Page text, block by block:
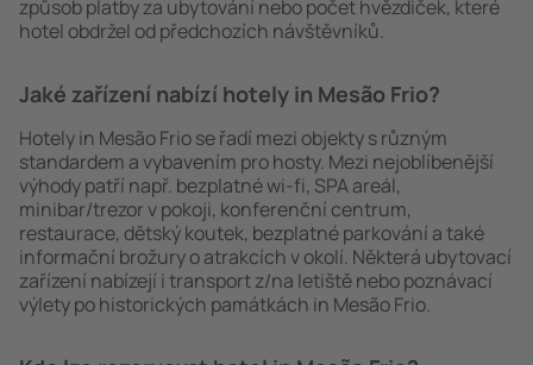
způsob platby za ubytování nebo počet hvězdiček, které
hotel obdržel od předchozích návštěvníků.
Jaké zařízení nabízí hotely in Mesão Frio?
Hotely in Mesão Frio se řadí mezi objekty s různým
standardem a vybavením pro hosty. Mezi nejoblíbenější
výhody patří např. bezplatné wi-fi, SPA areál,
minibar/trezor v pokoji, konferenční centrum,
restaurace, dětský koutek, bezplatné parkování a také
informační brožury o atrakcích v okolí. Některá ubytovací
zařízení nabízejí i transport z/na letiště nebo poznávací
výlety po historických památkách in Mesão Frio.